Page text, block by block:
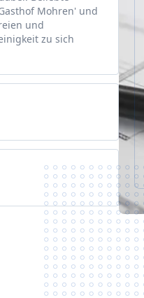
Mohren' und
und
zu sich